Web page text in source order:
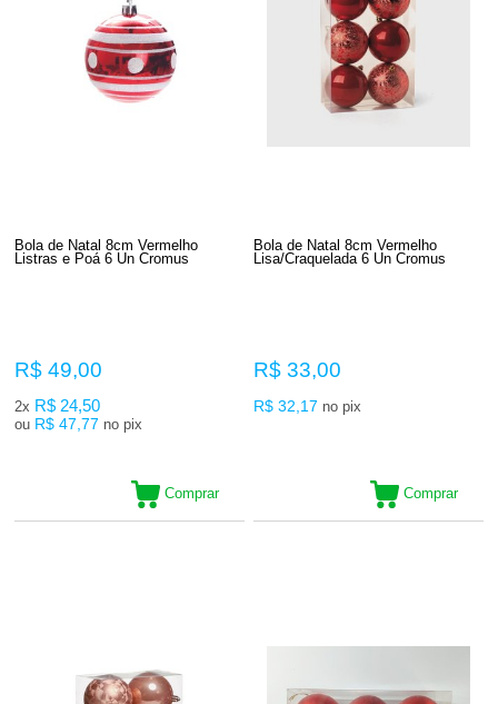
Bola de Natal 8cm Vermelho
Listras e Poá 6 Un Cromus
R$ 49,00
2x R$ 24,50
ou R$ 47,77 no pix
Comprar
Bola de Natal 8cm Vermelho
Lisa/Craquelada 6 Un Cromus
R$ 33,00
R$ 32,17 no pix
Comprar